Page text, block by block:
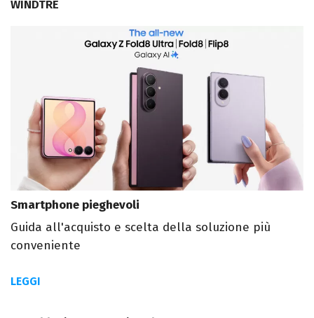
WINDTRE
Smartphone pieghevoli
Guida all'acquisto e scelta della soluzione più
conveniente
LEGGI